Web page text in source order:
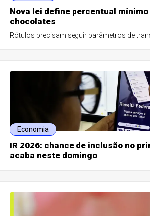
Nova lei define percentual mínimo
chocolates
Rótulos precisam seguir parâmetros de
Economia
IR 2026: chance de inclusão no
acaba neste domingo